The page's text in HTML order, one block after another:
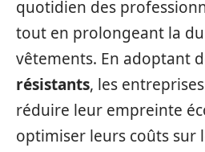
quotidien des
tout en prolongeant la
vêtements. En adoptant
résistants, les
réduire leur empreinte
optimiser leurs coûts sur